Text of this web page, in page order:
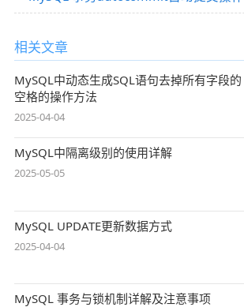
相关文章
MySQL中动态生成SQL语句去掉所有字段的
空格的操作方法
2025-04-04
MySQL中隔离级别的使用详解
2025-05-05
MySQL UPDATE更新数据方式
2025-04-04
MySQL 事务与锁机制详解及注意事项